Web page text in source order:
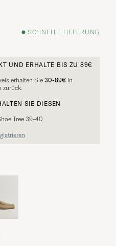
SCHNELLE LIEFERUNG
UND ERHALTE BIS ZU 89€
erhalten Sie30-89€ in
zurück.
SIE DIESEN
Tree 39-40